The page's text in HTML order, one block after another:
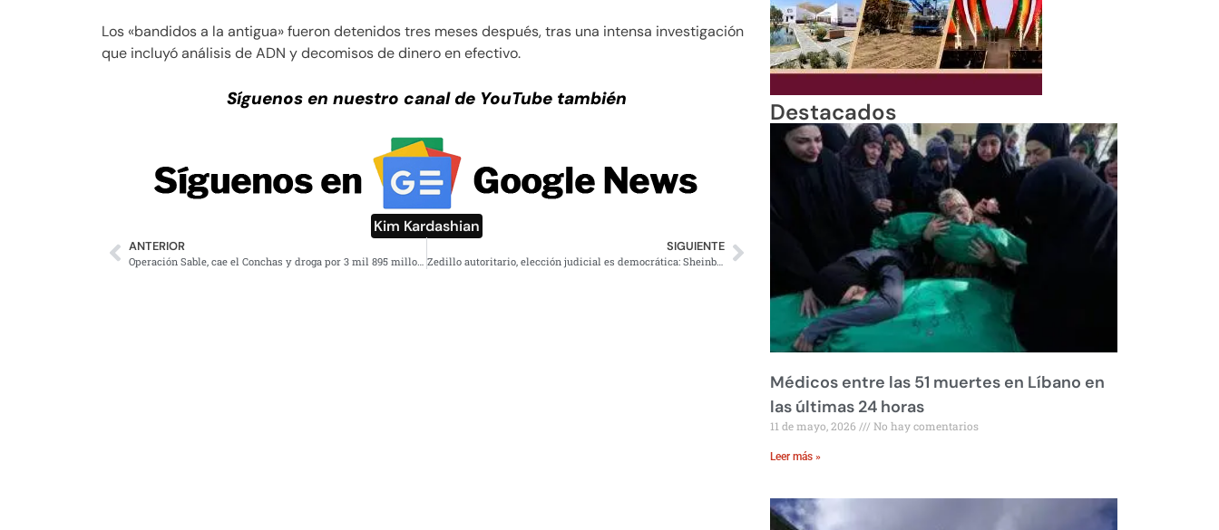
Los «bandidos a la antigua» fueron detenidos tres meses después, tras una intensa investigación
que incluyó análisis de ADN y decomisos de dinero en efectivo.
Síguenos en nuestro canal de YouTube también
Kim Kardashian
ANTERIOR SIGUIENTE
Zedillo autoritario, elección judicial es democrática: Sheinbaum
Destacados
Médicos entre las 51 muertes en Líbano en
las últimas 24 horas
11 de mayo, 2026 No hay comentarios
Leer más »